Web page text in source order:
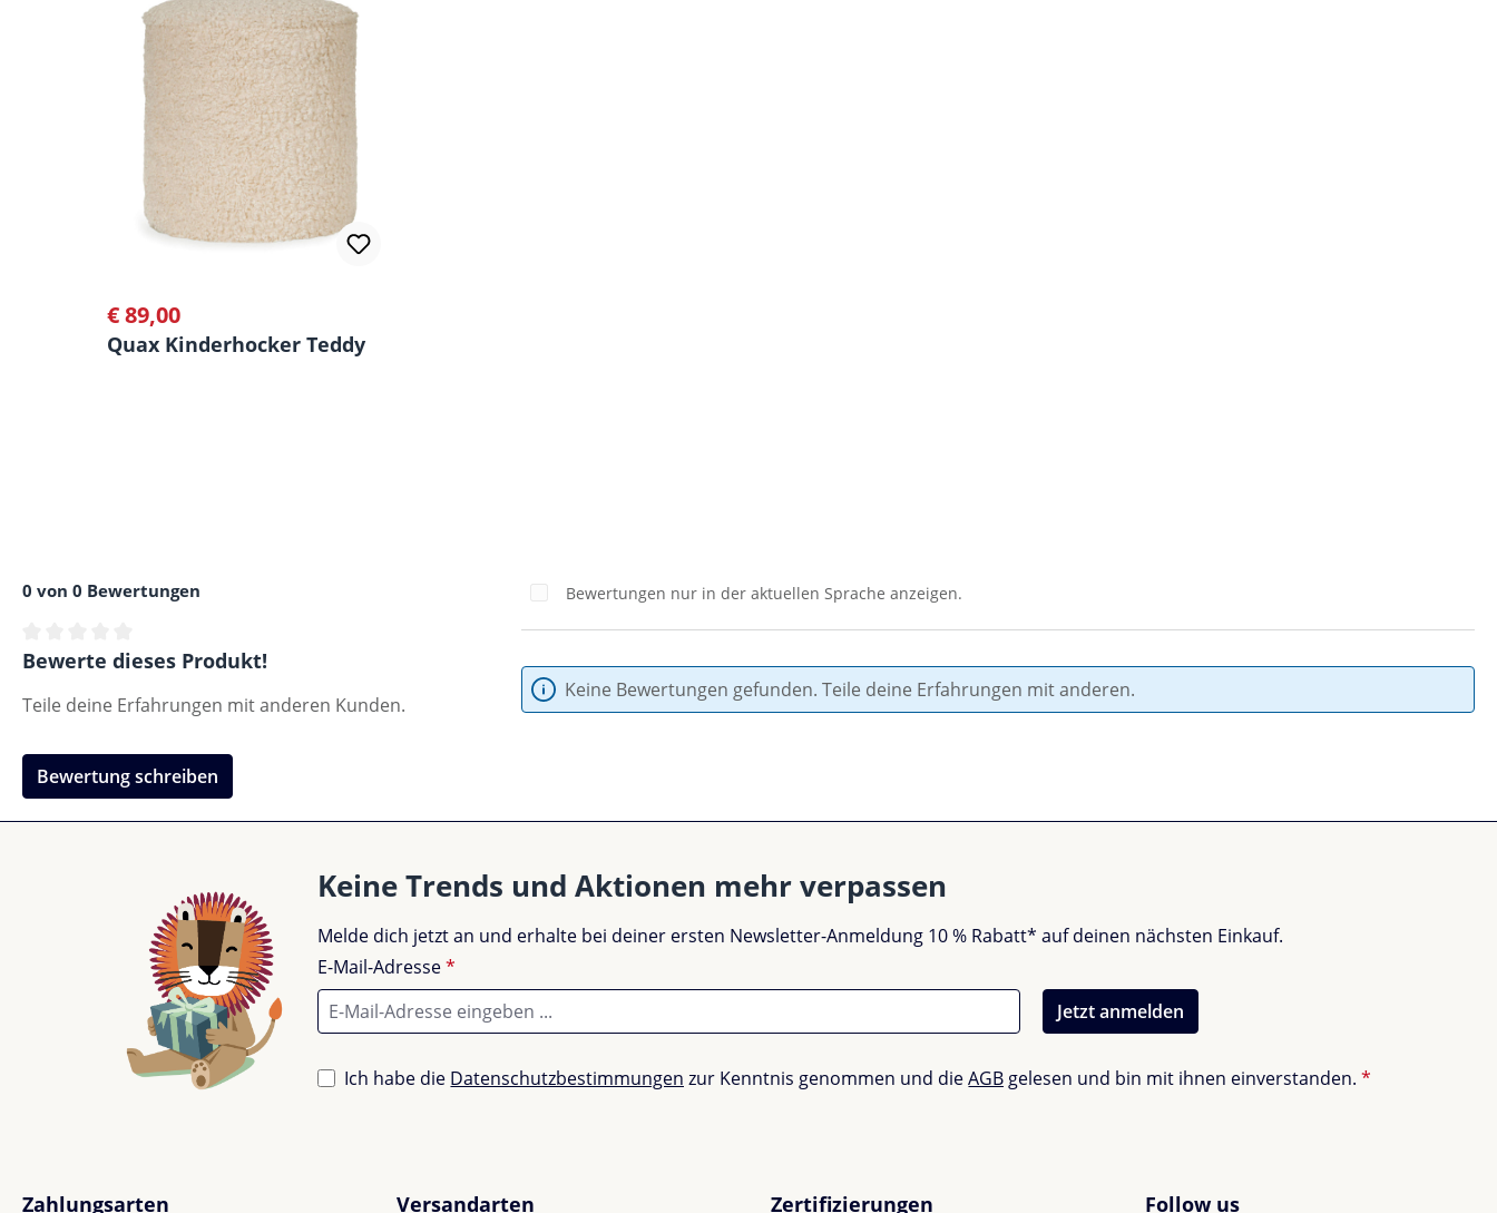
Regulärer Preis:
€ 89,00
Quax Kinderhocker Teddy
0 von 0 Bewertungen
Durchschnittliche Bewertung von 0 von 5 Sternen
Bewerte dieses Produkt!
Teile deine Erfahrungen mit anderen Kunden.
Bewertung schreiben
Bewertungen nur in der aktuellen Sprache anzeigen.
Keine Bewertungen gefunden. Teile deine Erfahrungen mit anderen.
Keine Trends und Aktionen mehr verpassen
Melde dich jetzt an und erhalte bei deiner ersten Newsletter-Anmeldung 10 % Rabatt* auf deinen nächsten Einkauf.
E-Mail-Adresse*
Jetzt anmelden
Ich habe die Datenschutzbestimmungen zur Kenntnis genommen und dieAGB gelesen und bin mit ihnen einverstanden.*
Zahlungsarten Versandarten Zertifizierungen Follow us